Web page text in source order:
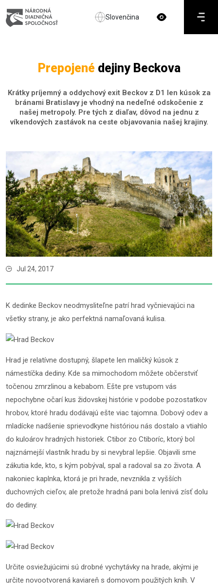
Slovenčina
Prepojenédejiny Beckova
Krátky príjemný a oddychový exit Beckov z D1 len kúsok za
bránami Bratislavy je vhodný na nedeľné odskočenie z
našej metropoly. Pre tých z diaľav, dôvod na jednu z
víkendových zastávok na ceste objavovania našej krajiny.
Jul 24, 2017
K dedinke Beckov neodmysliteľne patrí hrad vyčnievajúci na
všetky strany, je ako perfektná namaľovaná kulisa.
Hrad je relatívne dostupný, šlapete len maličký kúsok z
námestíčka dediny. Kde sa mimochodom môžete občerstviť
točenou zmrzlinou a kebabom. Ešte pre vstupom vás
nepochybne očarí kus židovskej histórie v podobe pozostatkov
hrobov, ktoré hradu dodávajú ešte viac tajomna. Dobový odev a
mladícke nadšenie sprievodkyne históriou nás dostalo a vtiahlo
do kuloárov hradných historiek. Ctibor zo Ctiboríc, ktorý bol
najznámejší vlastník hradu by si nevybral lepšie. Objavili sme
zákutia kde, kto, s kým pobýval, spal a radoval sa zo života. A
nakoniec kaplnka, ktorá je pri hrade, nevznikla z vyšších
duchovných cieľov, ale pretože hradná pani bola lenivá zísť dolu
do dediny.
Určite osviežujúcimi sú drobné vychytávky na hrade, akými je
určite novootvorená kaviareň s domovom použitých kníh. V